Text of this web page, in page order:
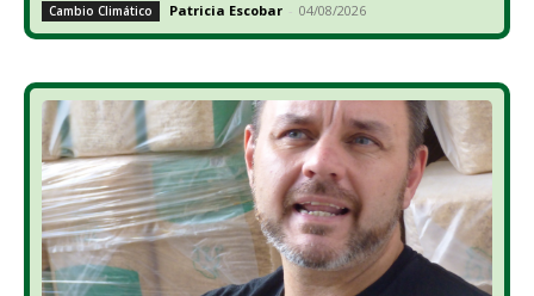
Cambio Climático Patricia Escobar - 04/08/2026